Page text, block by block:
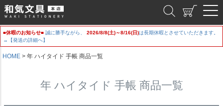
■休暇のお知らせ■ 誠に勝手ながら、 2026/8/8(土)～8/16(日)は長期休暇とさせていただきます。
→【発送の詳細へ】
HOME 年 ハイタイド 手帳 商品一覧
年 ハイタイド 手帳 商品一覧
登録順
価格が安い順
価格が高い順
優先度順
レビュー順
検索